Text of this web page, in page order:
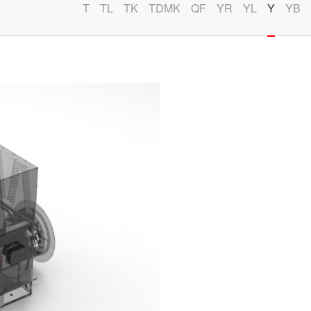
T TL TK TDMK QF YR YL Y YB